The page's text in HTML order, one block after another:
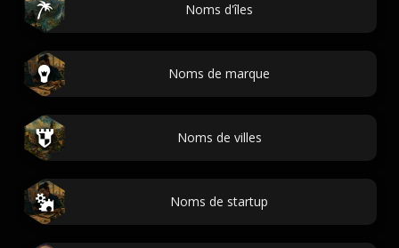
Noms d'îles
Noms de marque
Noms de villes
Noms de startup